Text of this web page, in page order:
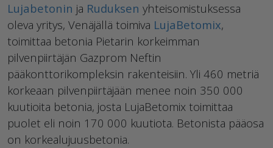
Lujabetonin ja Ruduksen yhteisomistuksessa
oleva yritys, Venäjällä toimiva LujaBetomix,
toimittaa betonia Pietarin korkeimman
pilvenpiirtäjän Gazprom Neftin
pääkonttorikompleksin rakenteisiin. Yli 460 metriä
korkeaan pilvenpiirtäjään menee noin 350 000
kuutioita betonia, josta LujaBetomix toimittaa
puolet eli noin 170 000 kuutiota. Betonista pääosa
on korkealujuusbetonia.